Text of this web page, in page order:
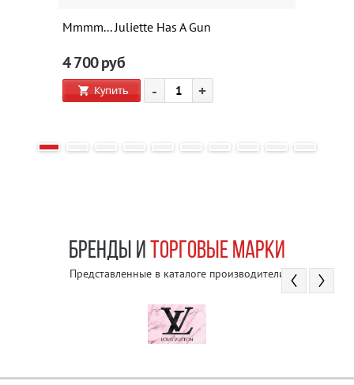
Mmmm... Juliette Has A Gun
4 700руб
Купить - +
БРЕНДЫ И ТОРГОВЫЕ МАРКИ
Представленные в каталоге производители